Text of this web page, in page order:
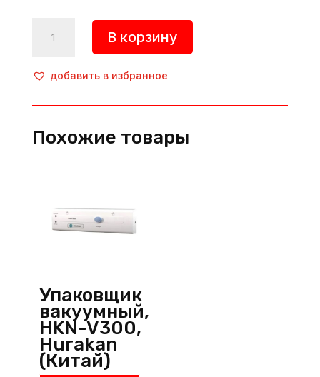
товара
вакуумный,
VAC260M,
(Китай)
В корзину
добавить в избранное
Похожие товары
Упаковщик
вакуумный,
HKN-V300,
Hurakan
(Китай)